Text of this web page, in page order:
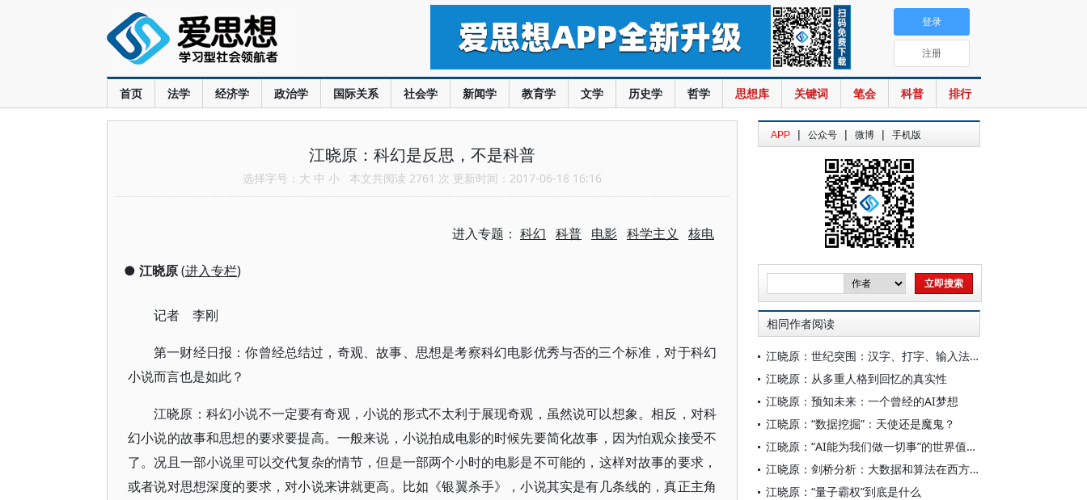
首页 法学 经济学 政治学 国际关系 社会学 新闻学 教育学 文学 历史学 哲学 思想库 关键词 笔会 科普 排行
登录
注册
江晓原：科幻是反思，不是科普
选择字号： 大 中 小 本文共阅读 2761 次 更新时间：2017-06-18 16:16
进入专题： 科幻 科普 电影 科学主义 核电
● 江晓原(进入专栏)
记者 李刚
第一财经日报：你曾经总结过，奇观、故事、思想是考察科幻电影优秀与否的三个标准，对于科幻
小说而言也是如此？
江晓原：科幻小说不一定要有奇观，小说的形式不太利于展现奇观，虽然说可以想象。相反，对科
幻小说的故事和思想的要求要提高。一般来说，小说拍成电影的时候先要简化故事，因为怕观众接受不
了。况且一部小说里可以交代复杂的情节，但是一部两个小时的电影是不可能的，这样对故事的要求，
或者说对思想深度的要求，对小说来讲就更高。比如《银翼杀手》，小说其实是有几条线的，真正主角
APP | 公众号 | 微博 | 手机版
相同作者阅读
江晓原：世纪突围：汉字、打字、输入法与中国文化的命运
江晓原：从多重人格到回忆的真实性
江晓原：预知未来：一个曾经的AI梦想
江晓原：“数据挖掘”：天使还是魔鬼？
江晓原：“AI能为我们做一切事”的世界值得期待吗？
江晓原：剑桥分析：大数据和算法在西方当代政治中的隐秘角色
江晓原：“量子霸权”到底是什么